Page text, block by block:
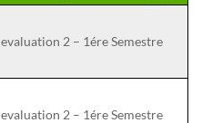
evaluation 2 – 1ére Semestre: نمودج 1
evaluation 2 – 1ére Semestre: نمودج 2